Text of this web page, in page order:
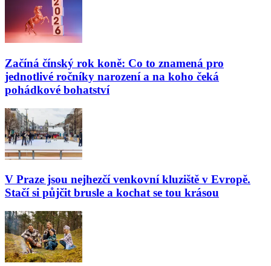
Začíná čínský rok koně: Co to znamená pro
jednotlivé ročníky narození a na koho čeká
pohádkové bohatství
V Praze jsou nejhezčí venkovní kluziště v Evropě.
Stačí si půjčit brusle a kochat se tou krásou